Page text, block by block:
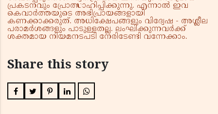
പ്രകടനവും പ്രോത്സാഹിപ്പിക്കുന്നു. എന്നാൽ ഇവ
കെവാർത്തയുടെ അഭിപ്രായങ്ങളായി
കണക്കാക്കരുത്. അധിക്ഷേപങ്ങളും വിദ്വേഷ - അശ്ലീല
പരാമർശങ്ങളും പാടുള്ളതല്ല. ലംഘിക്കുന്നവർക്ക്
ശക്തമായ നിയമനടപടി നേരിടേണ്ടി വന്നേക്കാം.
Share this story